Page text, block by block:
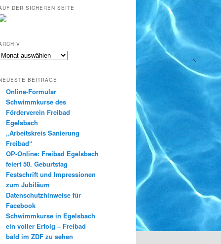
DER SICHEREN SEITE
Archiv
BEITRÄGE
Online-Formular
Schwimmkurse des
Förderverein Freibad
Egelsbach
„Arbeitskreis Sanierung
Freibad“
OP-Online: Freibad Egelsbach
feiert 50. Geburtstag
Festschrift und Impressionen
zum Jubiläum
Datenschutzhinweise für
Facebook
Schwimmkurse in Egelsbach
ein voller Erfolg – Freibad
bald im ZDF zu sehen